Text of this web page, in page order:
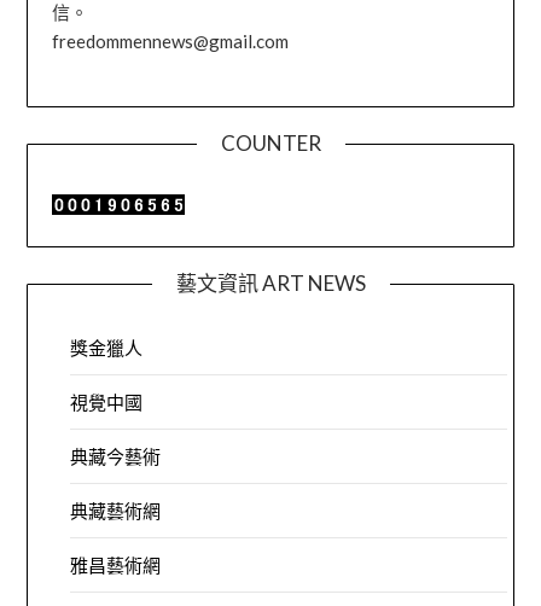
信。
freedommennews@gmail.com
COUNTER
藝文資訊 ART NEWS
獎金獵人
視覺中國
典藏今藝術
典藏藝術網
雅昌藝術網